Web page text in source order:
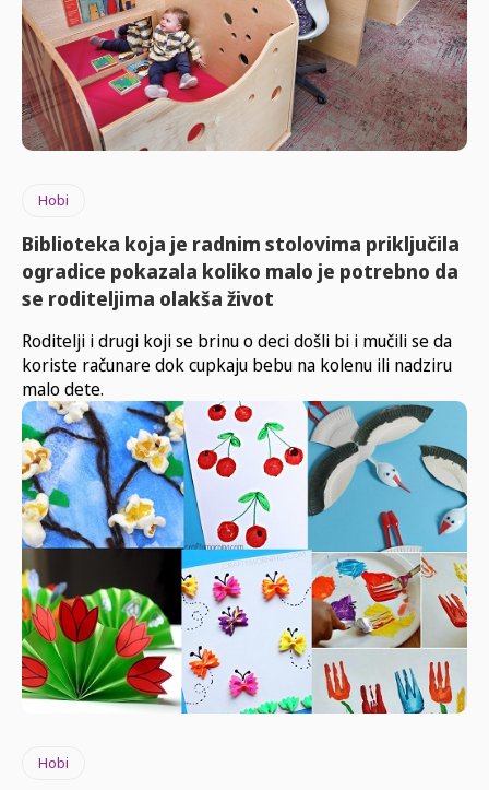
Hobi
Biblioteka koja je radnim stolovima priključila
ogradice pokazala koliko malo je potrebno da
se roditeljima olakša život
Roditelji i drugi koji se brinu o deci došli bi i mučili se da
koriste računare dok cupkaju bebu na kolenu ili nadziru
malo dete.
Hobi